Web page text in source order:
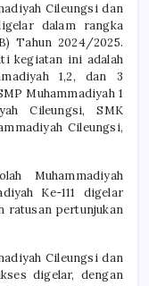
Cileungsi dan
dalam rangka
Tahun 2024/2025.
kegiatan ini adalah
1,2, dan 3
Muhammadiyah 1
Cileungsi, SMK
Cileungsi,
Muhammadiyah
Ke-111 digelar
ratusan pertunjukan
Cileungsi dan
digelar, dengan